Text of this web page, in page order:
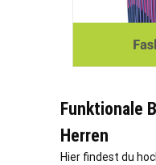
Funktionale
Herren
Hier findest du